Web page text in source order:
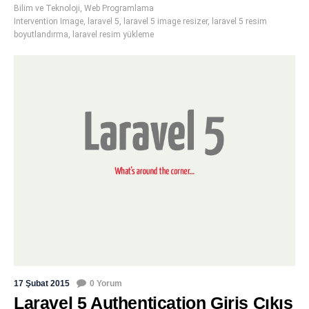
Bilim ve Teknoloji Web Programlama
Intervention Image
laravel 5 laravel 5 image resizer,
laravel 5 resim
boyutlandırma
laravel resim yükleme
17 Şubat 2015 0 Yorum
Laravel 5 Authentication Giriş Çıkış